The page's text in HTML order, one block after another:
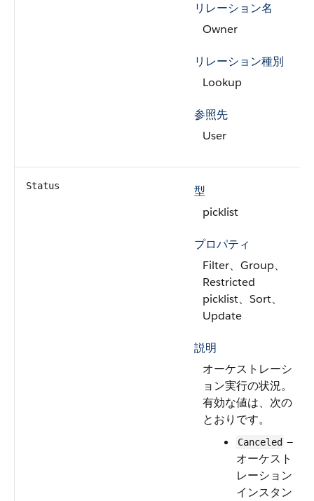
リレーション名
Owner
リレーション種別
Lookup
参照先
User
Status
型
picklist
プロパティ
Filter、Group、
Restricted
picklist、Sort、
Update
説明
オーケストレーシ
ョン実行の状況。
有効な値は、次の
とおりです。
Canceled —
オーケスト
レーション
インスタン